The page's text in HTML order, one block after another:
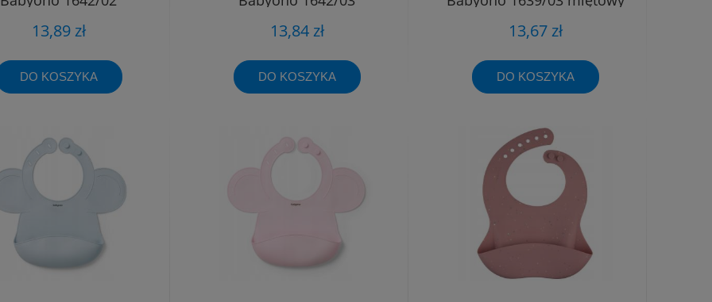
13,89 zł
DO KOSZYKA
13,84 zł
DO KOSZYKA
13,67 zł
DO KOSZYKA